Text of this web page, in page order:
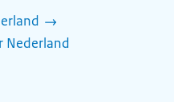
Nederland